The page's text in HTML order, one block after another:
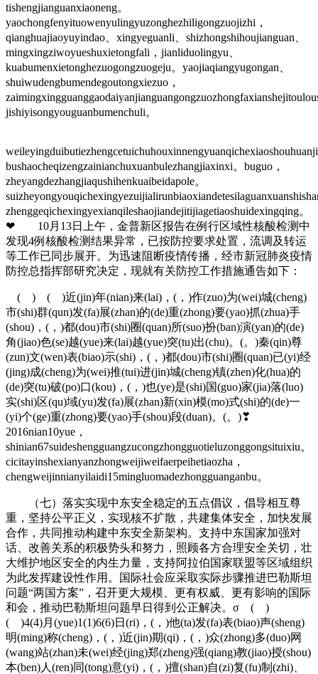
tishengjianguanxiaoneng。
yaochongfenyituowenyulingyuzonghezhiligongzuojizhi，
qianghuajiaoyuyindao、xingyeguanli、shizhongshihoujianguan、
mingxingziwoyueshuxietongfali，jianliduolingyu、
kuabumenxietonghezuogongzuogeju。yaojiaqiangyugongan、
shuiwudengbumendegoutongxiezuo，
jishiyisongyouguanbumenchuli。
bushaocheqizengzainianchuxuanbulezhangjiaxinxi。buguo，
zheyangdezhangjiaqushihenkuaibeidapole。
zhenggeqichexingyexianqileshaojiandejitijiagetiaoshuidexingqing。
❤ 10月13日上午，金普新区报告在例行区域性核酸检测中
发现4例核酸检测结果异常，已按防控要求处置，流调及转运
等工作已同步展开。为迅速阻断疫情传播，经市新冠肺炎疫情
防控总指挥部研究决定，现就有关防控工作措施通告如下：
( ) ( )近(jin)年(nian)来(lai)，(，)作(zuo)为(wei)城(cheng)
市(shi)群(qun)发(fa)展(zhan)的(de)重(zhong)要(yao)抓(zhua)手
(shou)，(，)都(dou)市(shi)圈(quan)所(suo)扮(ban)演(yan)的(de)
角(jiao)色(se)越(yue)来(lai)越(yue)突(tu)出(chu)。(。)秦(qin)尊
(zun)文(wen)表(biao)示(shi)，(，)都(dou)市(shi)圈(quan)已(yi)经
(jing)成(cheng)为(wei)推(tui)进(jin)城(cheng)镇(zhen)化(hua)的
(de)突(tu)破(po)口(kou)，(，)也(ye)是(shi)国(guo)家(jia)落(luo)
实(shi)区(qu)域(yu)发(fa)展(zhan)新(xin)模(mo)式(shi)的(de)一
(yi)个(ge)重(zhong)要(yao)手(shou)段(duan)。(。)❣
2016nian10yue，
shinian67suideshengguangzucongzhongguotieluzonggongsituixiu。
cicitayinshexianyanzhongweijiweifaerpeihetiaozha，
chengweijinnianyilaidi15mingluomadezhongguanganbu。
（七）落实实现中东安全稳定的五点倡议，倡导相互尊
重，坚持公平正义，实现核不扩散，共建集体安全，加快发展
合作，共同推动构建中东安全新架构。支持中东国家加强对
话、改善关系的积极势头和努力，照顾各方合理安全关切，壮
大维护地区安全的内生力量，支持阿拉伯国家联盟等区域组织
为此发挥建设性作用。国际社会应采取实际步骤推进巴勒斯坦
问题“两国方案”，召开更大规模、更有权威、更有影响的国际
和会，推动巴勒斯坦问题早日得到公正解决。σ ( )
( )4(4)月(yue)1(1)6(6)日(ri)，(，)他(ta)发(fa)表(biao)声(sheng)
明(ming)称(cheng)，(，)近(jin)期(qi)，(，)众(zhong)多(duo)网
(wang)站(zhan)未(wei)经(jing)郑(zheng)强(qiang)教(jiao)授(shou)
本(ben)人(ren)同(tong)意(yi)，(，)擅(shan)自(zi)复(fu)制(zhi)、